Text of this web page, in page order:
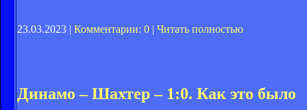
23.03.2023 | Комментарии: 0 | Читать полностью
Динамо – Шахтер – 1:0. Как это было